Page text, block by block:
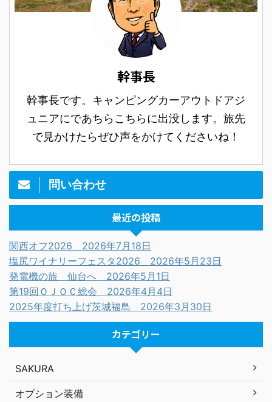
幹事長
幹事長です。キャンピングカーアウトドアジ
ュニアにであちらこちらに出没します。旅先
で見かけたらぜひ声をかけてくださいね！
問い合わせ
最近の投稿
関西オフ2026 2026年7月18日
塩尻ワイナリーフェスタ2026 2026年5月23日
発電機の旅 仙台へ 2026年5月1日
第19回ＯＪＯＣ総会 2026年4月4日
2025年度打ち上げ茨城福島 2026年3月30日
カテゴリー
SAKURA
オプション装備